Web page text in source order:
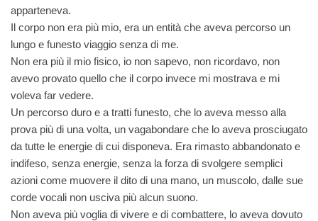
apparteneva.
Il corpo non era più mio, era un entità che aveva percorso un
lungo e funesto viaggio senza di me.
Non era più il mio fisico, io non sapevo, non ricordavo, non
avevo provato quello che il corpo invece mi mostrava e mi
voleva far vedere.
Un percorso duro e a tratti funesto, che lo aveva messo alla
prova più di una volta, un vagabondare che lo aveva prosciugato
da tutte le energie di cui disponeva. Era rimasto abbandonato e
indifeso, senza energie, senza la forza di svolgere semplici
azioni come muovere il dito di una mano, un muscolo, dalle sue
corde vocali non usciva più alcun suono.
Non aveva più voglia di vivere e di combattere, lo aveva dovuto